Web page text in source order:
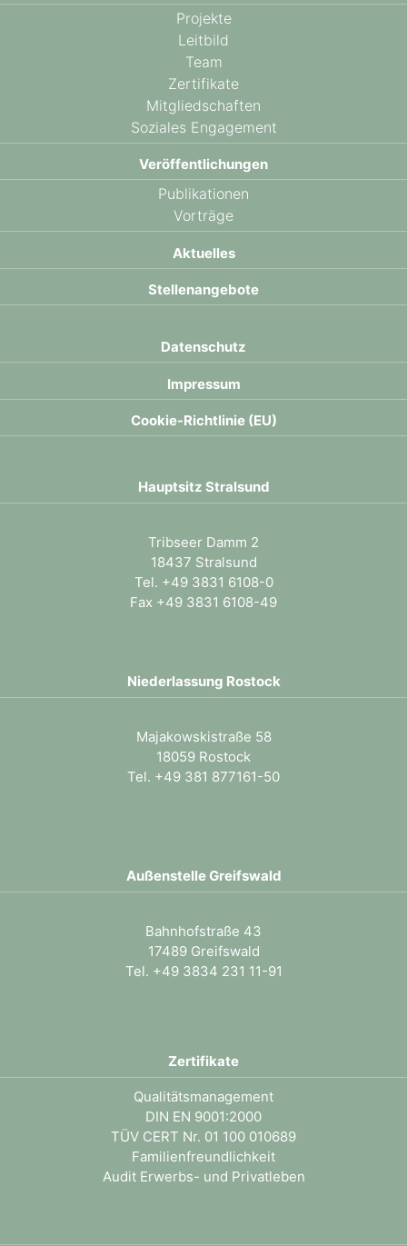
Projekte
Leitbild
Team
Zertifikate
Mitgliedschaften
Soziales Engagement
Veröffentlichungen
Publikationen
Vorträge
Aktuelles
Stellenangebote
Datenschutz
Impressum
Cookie-Richtlinie (EU)
Hauptsitz Stralsund
Tribseer Damm 2
18437 Stralsund
Tel. +49 3831 6108-0
Fax +49 3831 6108-49
Niederlassung Rostock
Majakowskistraße 58
18059 Rostock
Tel. +49 381 877161-50
Außenstelle Greifswald
Bahnhofstraße 43
17489 Greifswald
Tel. +49 3834 231 11-91
Zertifikate
Qualitätsmanagement
DIN EN 9001:2000
TÜV CERT Nr. 01 100 010689
Familienfreundlichkeit
Audit Erwerbs- und Privatleben